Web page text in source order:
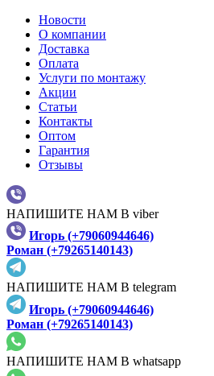
Новости
О компании
Доставка
Оплата
Услуги по монтажу
Акции
Статьи
Контакты
Оптом
Гарантия
Отзывы
НАПИШИТЕ НАМ В viber
Игорь (+79060944646)
Роман (+79265140143)
НАПИШИТЕ НАМ В telegram
Игорь (+79060944646)
Роман (+79265140143)
НАПИШИТЕ НАМ В whatsapp